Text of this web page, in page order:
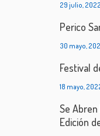
29 julio, 2022
Perico
30 mayo,
Festival
18 mayo,
Se
Edición